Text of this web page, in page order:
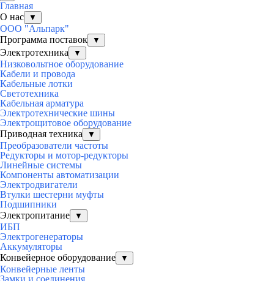
Главная
О нас
▼
ООО "Альпарк"
Программа поставок
▼
Электротехника ▼
Низковольтное оборудование
Кабели и провода
Кабельные лотки
Светотехника
Кабельная арматура
Электротехнические шины
Электрощитовое оборудование
Приводная техника
▼
Преобразователи частоты
Редукторы и мотор-редукторы
Линейные системы
Компоненты автоматизации
Электродвигатели
Втулки шестерни муфты
Подшипники
Электропитание
▼
ИБП
Электрогенераторы
Аккумуляторы
Конвейерное оборудование
▼
Конвейерные ленты
Замки и соединения